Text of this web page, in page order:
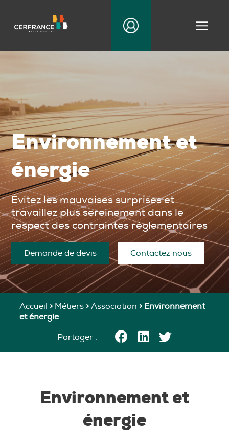
|||
Environnement et
énergie
Évitez les mauvaises surprises et
travaillez plus sereinement dans le
respect des contraintes réglementaires
Demande de devis Contactez nous
Accueil > Métiers >Association > Environnement
et énergie
Partager :
Environnement et
énergie